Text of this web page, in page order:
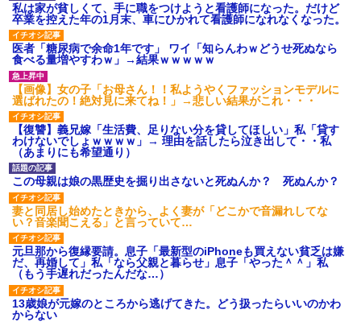
私は家が貧しくて、手に職をつけようと看護師になった。だけど
卒業を控えた年の1月末、車にひかれて看護師になれなくなった。
医者「糖尿病で余命1年です」 ワイ「知らんわｗどうせ死ぬなら
食べる量増やすわｗ」→結果ｗｗｗｗｗ
【画像】女の子「お母さん！！私ようやくファッションモデルに
選ばれたの！絶対見に来てね！」→悲しい結果がこれ・・・
【復讐】義兄嫁「生活費、足りない分を貸してほしい」私「貸す
わけないでしょｗｗｗｗ」→ 理由を話したら泣き出して・・私
（あまりにも希望通り）
この母親は娘の黒歴史を掘り出さないと死ぬんか？ 死ぬんか？
妻と同居し始めたときから、よく妻が「どこかで音漏れしてな
い？音楽聞こえる」と言っていて…
元旦那から復縁要請。息子「最新型のiPhoneも買えない貧乏は嫌
だ、再婚して」私「なら父親と暮らせ」息子「やった＾＾」私
（もう手遅れだったんだな…）
13歳娘が元嫁のところから逃げてきた。どう扱ったらいいのかわ
からない